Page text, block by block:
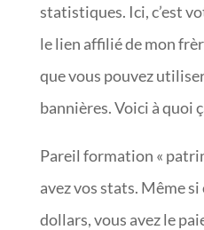
statistiques. Ici, c’est
le lien affilié de mon
que vous pouvez
bannières. Voici à quoi
Pareil formation «
avez vos stats. Même si
dollars, vous avez le